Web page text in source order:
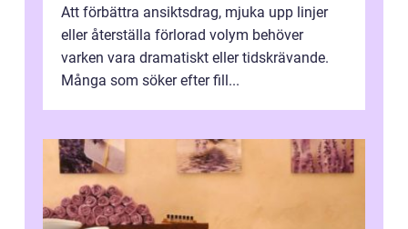
Att förbättra ansiktsdrag, mjuka upp linjer
eller återställa förlorad volym behöver
varken vara dramatiskt eller tidskrävande.
Många som söker efter fill...